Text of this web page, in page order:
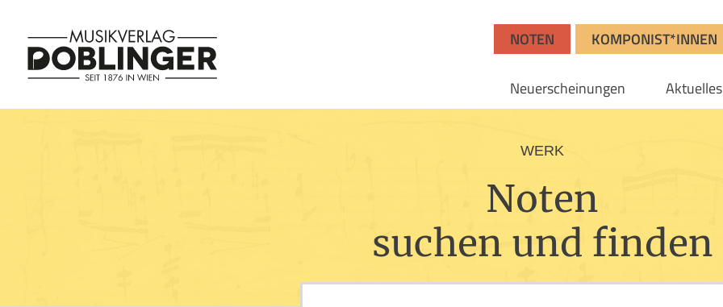
NOTEN KOMPONIST*INNEN
Neuerscheinungen Aktuelles
WERK
Noten
suchen und finden